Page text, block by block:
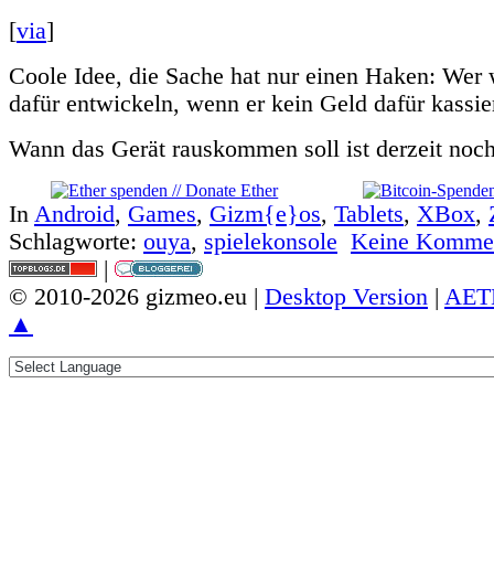
[via]
Coole Idee, die Sache hat nur einen Haken:
dafür entwickeln, wenn er kein Geld dafür
Wann das Gerät rauskommen soll ist derzeit
In Android, Games, Gizm{e}os, Tablets, XBox,
Schlagworte: ouya, spielekonsole Keine
|
© 2010-2026 gizmeo.eu | Desktop Version |
▲